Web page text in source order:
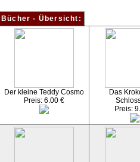
Bücher - Übersicht:
Der kleine Teddy Cosmo
Preis: 6.00 €
Das
Preis: